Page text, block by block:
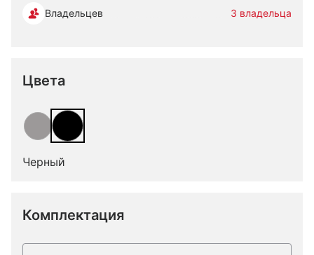
Владельцев 3 владельца
Цвета
Черный
Комплектация